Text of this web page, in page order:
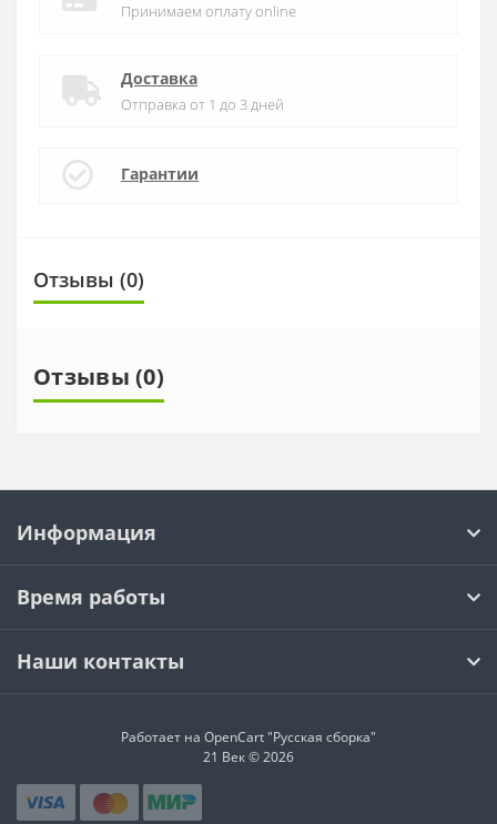
Принимаем оплату online
Доставка
Отправка от 1 до 3 дней
Гарантии
Отзывы (0)
Отзывы (0)
Информация
Время работы
Наши контакты
Работает на OpenCart "Русская сборка"
21 Век © 2026